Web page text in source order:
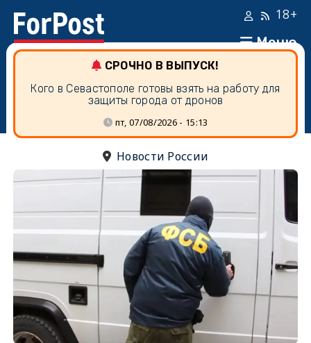
Меню
18+
СРОЧНО В ВЫПУСК!
Кого в Севастополе готовы взять на работу для
защиты города от дронов
пт, 07/08/2026 - 15:13
Новости России